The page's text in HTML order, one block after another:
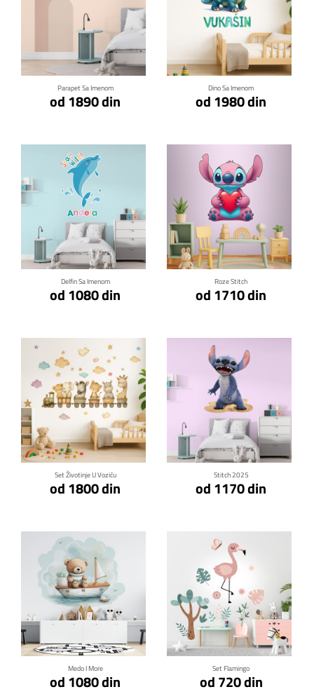
Parapet Sa Imenom
od 1890 din
Klikni za detalje
Dino Sa Imenom
od 1980 din
Klikni za detalje
Delfin Sa Imenom
od 1080 din
Klikni za detalje
Roze Stitch
od 1710 din
Klikni za detalje
Set Životinje U Voziću
od 1800 din
Klikni za detalje
Stitch 2025
od 1170 din
Klikni za detalje
Medo I More
od 1080 din
Klikni za detalje
Set Flamingo
od 720 din
Klikni za detalje